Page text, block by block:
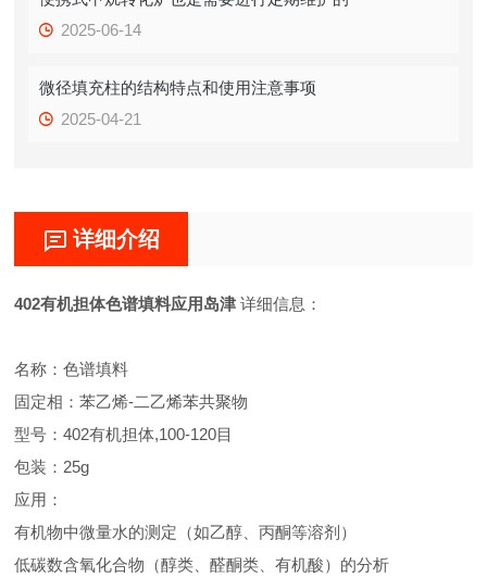
2025-06-14
微径填充柱的结构特点和使用注意事项
2025-04-21
详细介绍
402有机担体色谱填料应用岛津 详细信息：
名称：色谱填料
固定相：苯乙烯-二乙烯苯共聚物
型号：402有机担体,100-120目
包装：25g
应用：
‌有机物中微量水的测定‌（如乙醇、丙酮等溶剂）
‌低碳数含氧化合物‌（醇类、醛酮类、有机酸）的分析